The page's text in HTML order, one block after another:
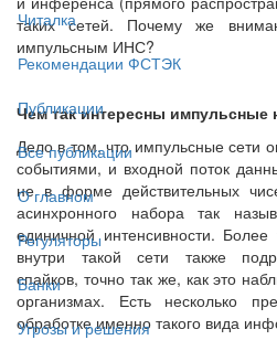
Читалка
Рекомендации ФСТЭК
Публикации
Все публикации
О главном
Регуляторы
Банки
Угрозы и решения
таких сетей. Почему же
импульсным ИНС?
Чем так интересны импульсные
Дело в том, что импульсные сети
событиями, и входной поток
не в форме действительных
асинхронного набора так
единичной интенсивности.
внутри такой сети также
спайков, точно так же, как это
организмах. Есть несколько
обработке именно такого вида